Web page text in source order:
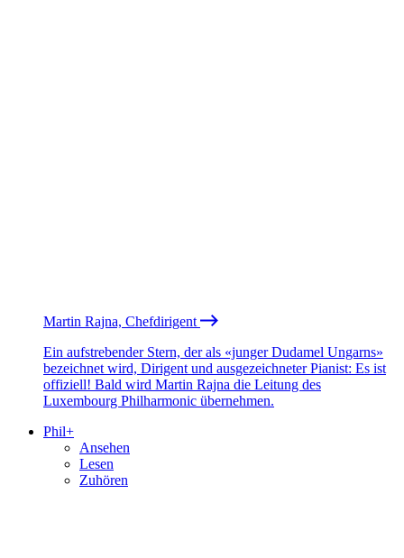
Martin Rajna, Chefdirigent
Ein aufstrebender Stern, der als «junger Dudamel Ungarns»
bezeichnet wird, Dirigent und ausgezeichneter Pianist: Es ist
offiziell! Bald wird Martin Rajna die Leitung des
Luxembourg Philharmonic übernehmen.
Phil+
Ansehen
Lesen
Zuhören